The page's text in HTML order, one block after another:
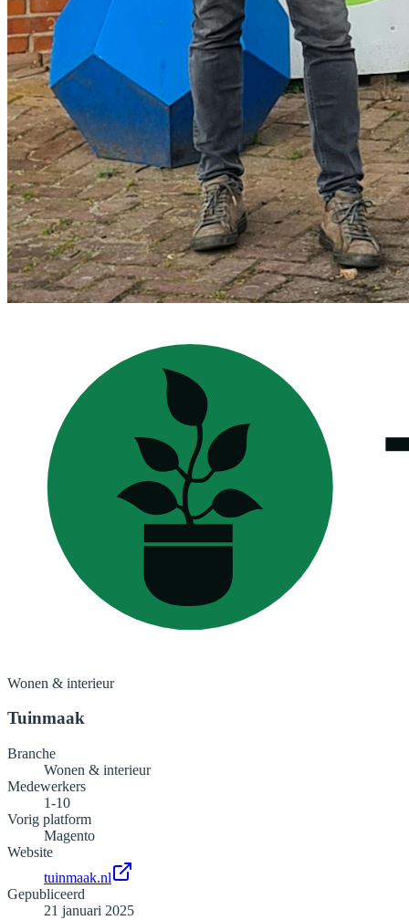
Wonen & interieur
Tuinmaak
Branche
Wonen & interieur
Medewerkers
1-10
Vorig platform
Magento
Website
tuinmaak.nl
Gepubliceerd
21 januari 2025